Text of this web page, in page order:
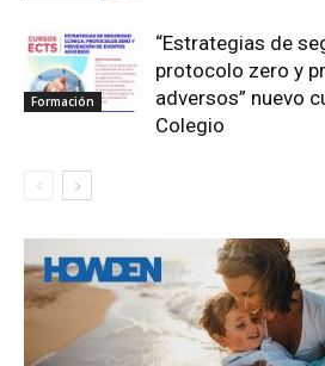
Formación
“Estrategias de
protocolo zero y
adversos” nuevo
Colegio